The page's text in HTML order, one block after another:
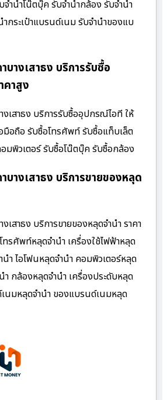
จำนำโน๊ตบุ๊ค รับจำนำกล้อง รับจำนำ
ำกระเป๋าแบรนด์เนม รับจำนำของแบ
บางเสาธง บริการรับซื้อ
คาสูง
เสาธง บริการรับซื้ออุปกรณ์ไอที ให้
มือถือ รับซื้อโทรศัพท์ รับซื้อแท็บเล็ต
มพิวเตอร์ รับซื้อโน๊ตบุ๊ค รับซื้อกล้อง
บางเสาธง บริการขายของหลุด
เสาธง บริการขายของหลุดจำนำ ราคา
รศัพท์หลุดจำนำ เครื่องใช้ไฟฟ้าหลุด
นำ ไอโฟนหลุดจำนำ คอมพิวเตอร์หลุด
ำ กล้องหลุดจำนำ เครื่องประดับหลุด
เนมหลุดจำนำ ของแบรนด์เนมหลุด